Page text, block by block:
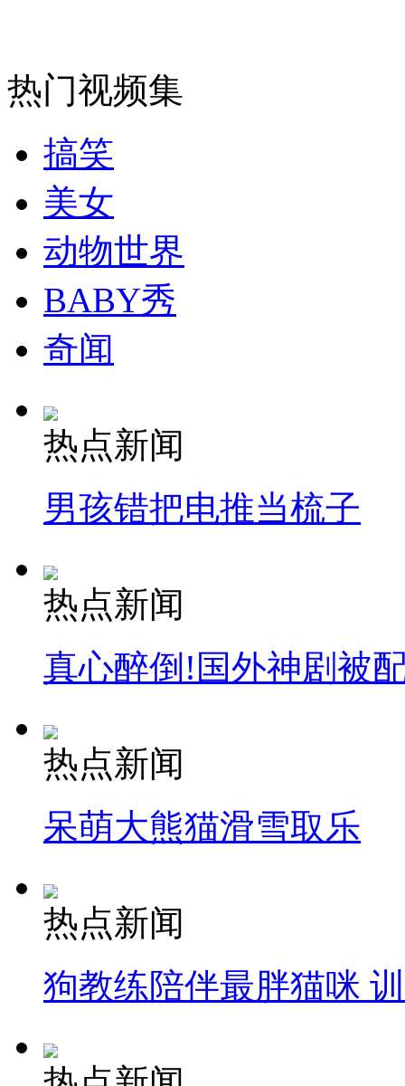
消防员救轻生者 花炮节热闹非凡
司机酒驾遇交警 急速倒车逃窜
热门视频集
搞笑
美女
动物世界
BABY秀
奇闻
热点新闻
男孩错把电推当梳子
热点新闻
真心醉倒!国外神剧被
热点新闻
呆萌大熊猫滑雪取乐
热点新闻
狗教练陪伴最胖猫咪